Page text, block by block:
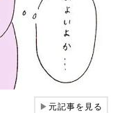
▶元記事を見る